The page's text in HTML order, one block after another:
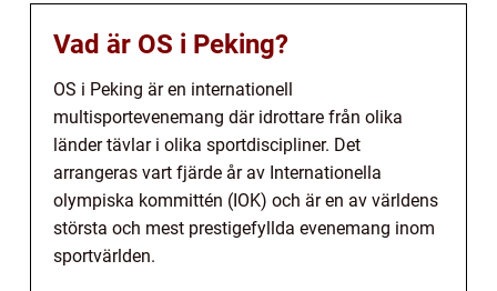
Vad är OS i Peking?
OS i Peking är en internationell
multisportevenemang där idrottare från olika
länder tävlar i olika sportdiscipliner. Det
arrangeras vart fjärde år av Internationella
olympiska kommittén (IOK) och är en av världens
största och mest prestigefyllda evenemang inom
sportvärlden.